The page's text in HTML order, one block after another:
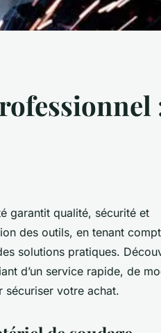
garantit qualité, sécurité et
des outils, en tenant
solutions pratiques.
d’un service rapide, de
sécuriser votre achat.